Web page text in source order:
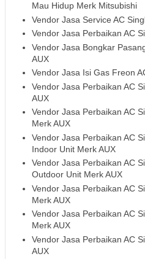
Mau Hidup Merk Mitsubishi
Vendor Jasa Service AC
Vendor Jasa Perbaikan AC
Vendor Jasa Bongkar
AUX
Vendor Jasa Isi Gas Freon
Vendor Jasa Perbaikan AC
AUX
Vendor Jasa Perbaikan AC
Merk AUX
Vendor Jasa Perbaikan AC
Indoor Unit Merk AUX
Vendor Jasa Perbaikan AC
Outdoor Unit Merk AUX
Vendor Jasa Perbaikan AC
Merk AUX
Vendor Jasa Perbaikan AC
Merk AUX
Vendor Jasa Perbaikan AC
AUX